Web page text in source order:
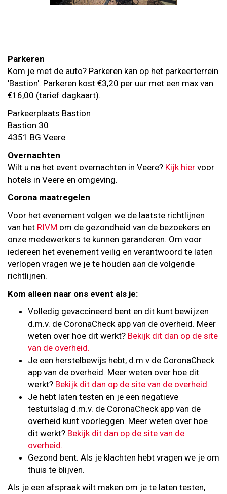
Parkeren
Kom je met de auto? Parkeren kan op het parkeerterrein
'Bastion'. Parkeren kost €3,20 per uur met een max van
€16,00 (tarief dagkaart).
Parkeerplaats Bastion
Bastion 30
4351 BG Veere
Overnachten
Wilt u na het event overnachten in Veere? Kijk hier voor
hotels in Veere en omgeving.
Corona maatregelen
Voor het evenement volgen we de laatste richtlijnen
van het RIVM om de gezondheid van de bezoekers en
onze medewerkers te kunnen garanderen. Om voor
iedereen het evenement veilig en verantwoord te laten
verlopen vragen we je te houden aan de volgende
richtlijnen.
Kom alleen naar ons event als je:
Volledig gevaccineerd bent en dit kunt bewijzen
d.m.v. de CoronaCheck app van de overheid. Meer
weten over hoe dit werkt? Bekijk dit dan op de site
van de overheid.
Je een herstelbewijs hebt, d.m.v de CoronaCheck
app van de overheid. Meer weten over hoe dit
werkt? Bekijk dit dan op de site van de overheid.
Je hebt laten testen en je een negatieve
testuitslag d.m.v. de CoronaCheck app van de
overheid kunt voorleggen. Meer weten over hoe
dit werkt? Bekijk dit dan op de site van de
overheid.
Gezond bent. Als je klachten hebt vragen we je om
thuis te blijven.
Als je een afspraak wilt maken om je te laten testen,